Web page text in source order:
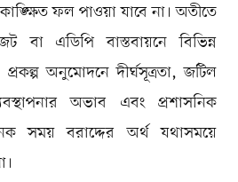
ফল পাওয়া যাবে না। অতীতে
বা এডিপি বাস্তবায়নে বিভিন্ন
প্রকল্প অনুমোদনে দীর্ঘসূত্রতা, জটিল
অভাব এবং প্রশাসনিক
সময় বরাদ্দের অর্থ যথাসময়ে